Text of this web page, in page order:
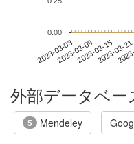
2023-03-032023-03-092023-03-152023-03-21
0.00
外部データベー
5 Mendeley